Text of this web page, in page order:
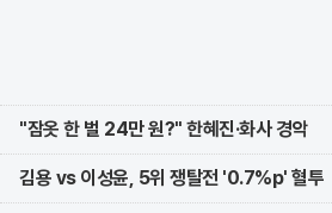
"잠옷 한 벌 24만 원?" 한혜진·화사 경악
김용 vs 이성윤, 5위 쟁탈전 '0.7%p' 혈투